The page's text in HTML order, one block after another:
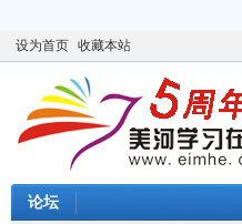
设为首页 收藏本站
论坛